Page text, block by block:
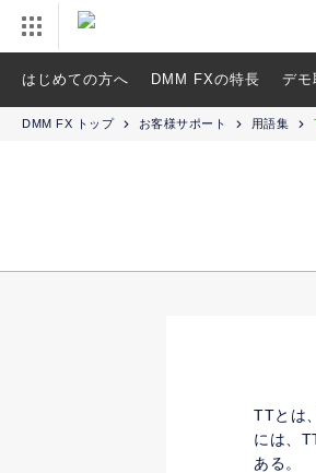
はじめての方へ DMM FXの特長 デモ
DMM FX トップ お客様サポート 用語集
TTとは
には、
ある。